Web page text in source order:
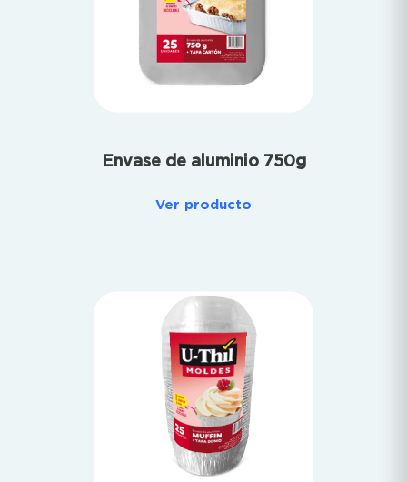
Envase de aluminio 750g
Ver producto